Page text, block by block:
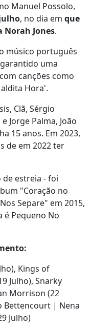
Manuel Possolo,
, no dia em que
Jones.
músico português
uma
canções como
Hora'.
Clã, Sérgio
Jorge Palma, João
15 anos. Em 2023,
de em 2022 ter
de estreia - foi
"Coração no
Separe" em 2015,
é Pequeno No
Kings of
Julho), Snarky
Morrison (22
Bettencourt | Nena
Julho)